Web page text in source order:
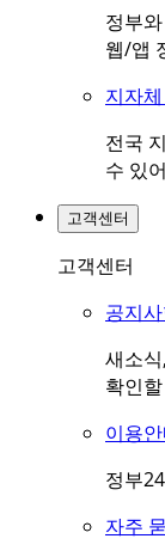
정부
웹/앱
지자
전국
수 있
고객센터
고객센터
공지
새소
확인
이용
정부
자주